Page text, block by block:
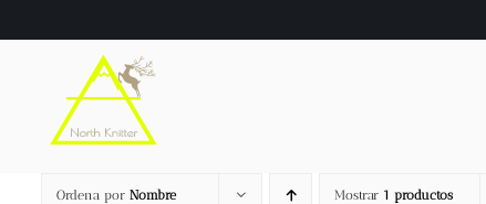
al
Ordena por Nombre Mostrar 1 productos